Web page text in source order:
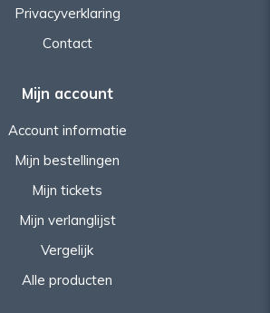
Privacyverklaring
Contact
Mijn account
Account informatie
Mijn bestellingen
Mijn tickets
Mijn verlanglijst
Vergelijk
Alle producten